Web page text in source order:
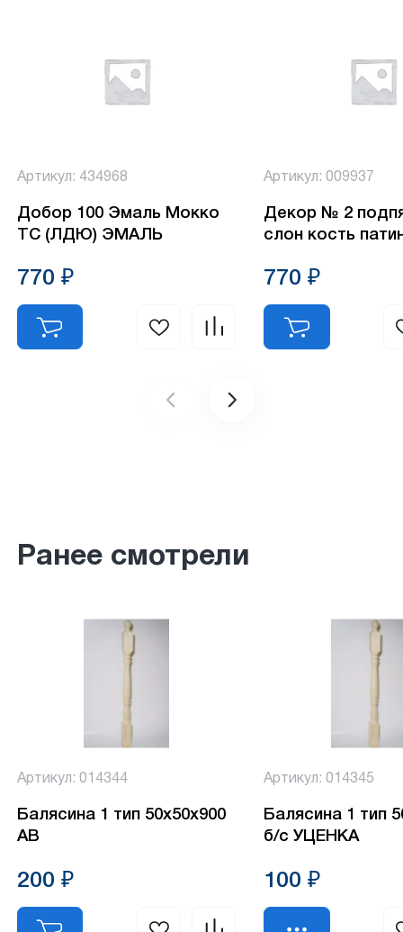
Артикул: 434968
Добор 100 Эмаль Мокко
ТС (ЛДЮ) ЭМАЛЬ
770 ₽
Артикул: 009937
Декор № 2
слон кость
770 ₽
Ранее смотрели
Артикул: 014344
Балясина 1 тип 50х50х900
АВ
200 ₽
Артикул: 014345
Балясина 1 тип
б/с УЦЕНКА
100 ₽